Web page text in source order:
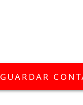
GUARDAR